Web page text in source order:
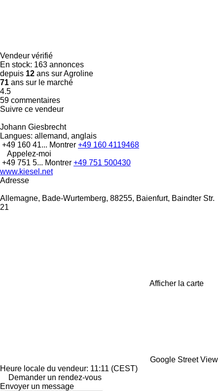
Vendeur vérifié
En stock: 163 annonces
depuis 12 ans sur Agroline
71 ans sur le marché
4.5
59 commentaires
Suivre ce vendeur
Johann Giesbrecht
Langues: allemand, anglais
+49 160 41... Montrer +49 160 4119468
Appelez-moi
+49 751 5... Montrer +49 751 500430
www.kiesel.net
Adresse
Allemagne, Bade-Wurtemberg, 88255, Baienfurt, Baindter Str.
21
Afficher la carte
Google Street View
Heure locale du vendeur: 11:11 (CEST)
Demander un rendez-vous
Envoyer un message